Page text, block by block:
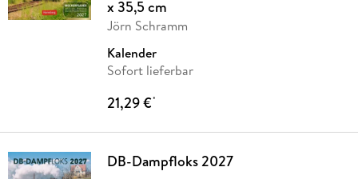
x 35,5 cm
Jörn Schramm
Kalender
Sofort lieferbar
21,29 €*
DB-Dampfloks 2027